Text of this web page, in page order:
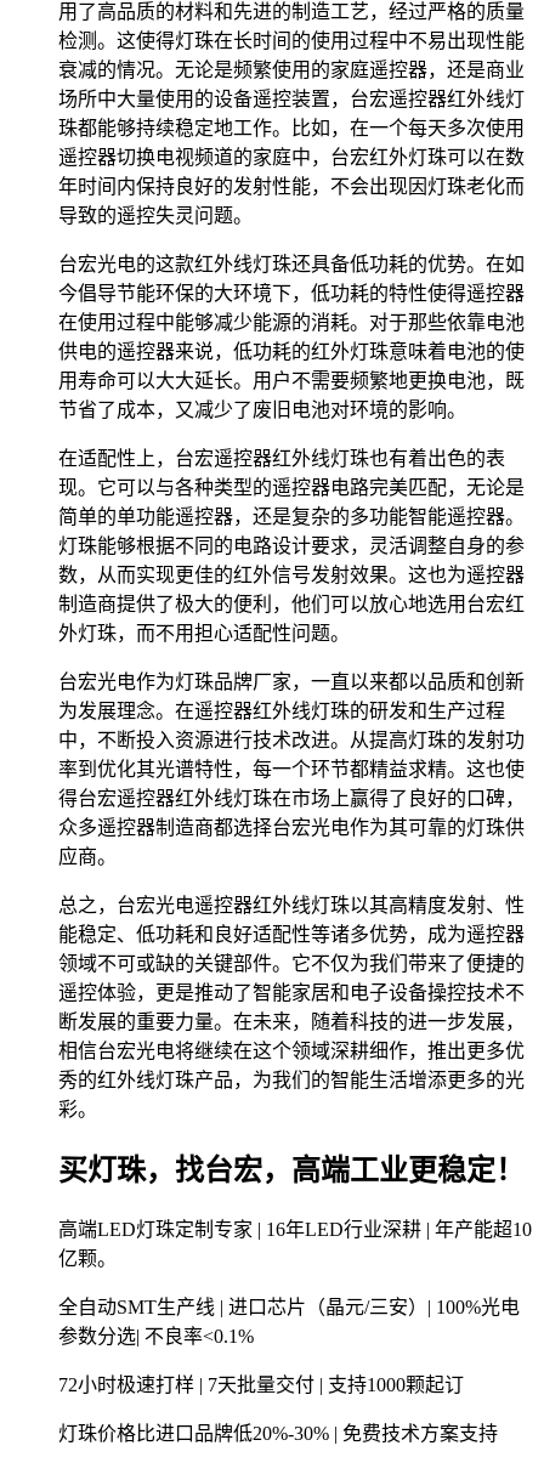
用了高品质的材料和先进的制造工艺，经过严格的质量
检测。这使得灯珠在长时间的使用过程中不易出现性能
衰减的情况。无论是频繁使用的家庭遥控器，还是商业
场所中大量使用的设备遥控装置，台宏遥控器红外线灯
珠都能够持续稳定地工作。比如，在一个每天多次使用
遥控器切换电视频道的家庭中，台宏红外灯珠可以在数
年时间内保持良好的发射性能，不会出现因灯珠老化而
导致的遥控失灵问题。
台宏光电的这款红外线灯珠还具备低功耗的优势。在如
今倡导节能环保的大环境下，低功耗的特性使得遥控器
在使用过程中能够减少能源的消耗。对于那些依靠电池
供电的遥控器来说，低功耗的红外灯珠意味着电池的使
用寿命可以大大延长。用户不需要频繁地更换电池，既
节省了成本，又减少了废旧电池对环境的影响。
在适配性上，台宏遥控器红外线灯珠也有着出色的表
现。它可以与各种类型的遥控器电路完美匹配，无论是
简单的单功能遥控器，还是复杂的多功能智能遥控器。
灯珠能够根据不同的电路设计要求，灵活调整自身的参
数，从而实现更佳的红外信号发射效果。这也为遥控器
制造商提供了极大的便利，他们可以放心地选用台宏红
外灯珠，而不用担心适配性问题。
台宏光电作为灯珠品牌厂家，一直以来都以品质和创新
为发展理念。在遥控器红外线灯珠的研发和生产过程
中，不断投入资源进行技术改进。从提高灯珠的发射功
率到优化其光谱特性，每一个环节都精益求精。这也使
得台宏遥控器红外线灯珠在市场上赢得了良好的口碑，
众多遥控器制造商都选择台宏光电作为其可靠的灯珠供
应商。
总之，台宏光电遥控器红外线灯珠以其高精度发射、性
能稳定、低功耗和良好适配性等诸多优势，成为遥控器
领域不可或缺的关键部件。它不仅为我们带来了便捷的
遥控体验，更是推动了智能家居和电子设备操控技术不
断发展的重要力量。在未来，随着科技的进一步发展，
相信台宏光电将继续在这个领域深耕细作，推出更多优
秀的红外线灯珠产品，为我们的智能生活增添更多的光
彩。
买灯珠，找台宏，高端工业更稳定！
高端LED灯珠定制专家 | 16年LED行业深耕 | 年产能超10
亿颗。
全自动SMT生产线 | 进口芯片（晶元/三安）| 100%光电
参数分选| 不良率<0.1%
72小时极速打样 | 7天批量交付 | 支持1000颗起订
灯珠价格比进口品牌低20%-30% | 免费技术方案支持